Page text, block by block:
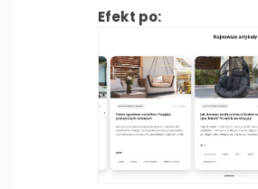
Efekt po: